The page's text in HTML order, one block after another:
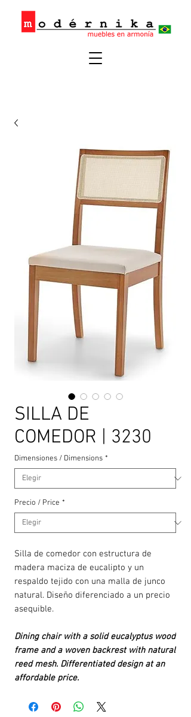
SILLA DE
COMEDOR | 3230
Dimensiones / Dimensions *
Precio / Price *
Silla de comedor con estructura de
madera maciza de eucalipto y un
respaldo tejido con una malla de junco
natural. Diseño diferenciado a un precio
asequible.
Dining chair with a solid eucalyptus wood
frame and a woven backrest with natural
reed mesh. Differentiated design at an
affordable price.